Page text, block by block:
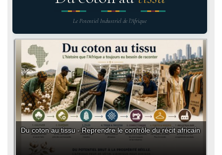
Le Potentiel Industriel de l'Afrique
Du coton au tissu - Reprendre le contrôle du récit africain